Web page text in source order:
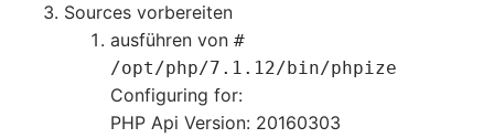
Sources vorbereiten
ausführen von #
/opt/php/7.1.12/bin/phpize
Configuring for:
PHP Api Version: 20160303